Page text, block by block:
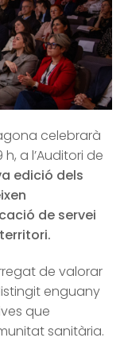
celebrarà
a l’Auditori de
edició dels
de servei
de valorar
enguany
que
sanitària.